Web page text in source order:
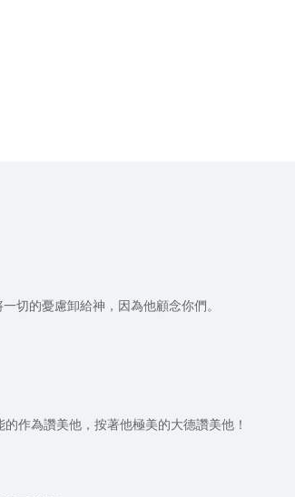
切的憂慮卸給神，因為他顧念你們。
作為讚美他，按著他極美的大德讚美他！